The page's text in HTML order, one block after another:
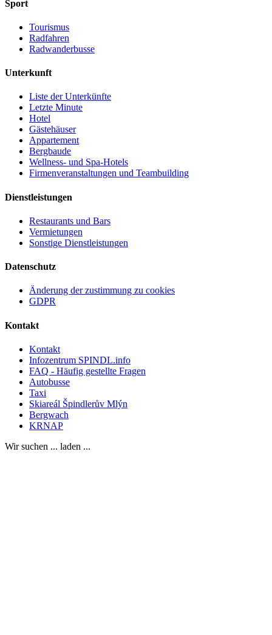
Sport
Tourismus
Radfahren
Radwanderbusse
Unterkunft
Liste der Unterkünfte
Letzte Minute
Hotel
Gästehäuser
Appartement
Bergbaude
Wellness- und Spa-Hotels
Firmenveranstaltungen und Teambuilding
Dienstleistungen
Restaurants und Bars
Vermietungen
Sonstige Dienstleistungen
Datenschutz
Änderung der zustimmung zu cookies
GDPR
Kontakt
Kontakt
Infozentrum SPINDL.info
FAQ - Häufig gestellte Fragen
Autobusse
Taxi
Skiareál Špindlerův Mlýn
Bergwach
KRNAP
Wir suchen ... laden ...